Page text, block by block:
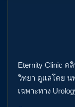
Eternity Clinic
วิทยา ดูแลโดย น
เฉพาะทาง